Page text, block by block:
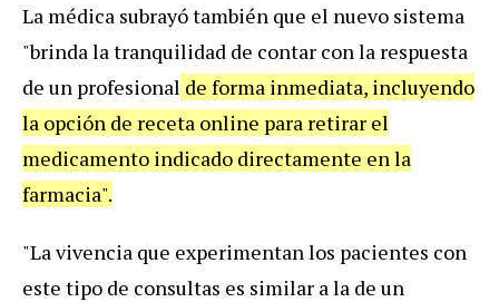
La médica subrayótambién que el nuevo sistema
"brindalatranquilidad de contar conla respuesta
de un profesional de forma inmediata, incluyendo
la opción de receta online para retirar el
medicamento indicado directamente enla
farmacia".
"Lavivencia que experimentanlos pacientes con
este tipo de consultas es similar ala de un